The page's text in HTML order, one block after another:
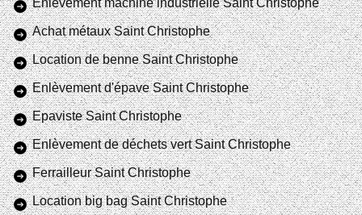
Enlèvement machine industrielle Saint Christophe
Achat métaux Saint Christophe
Location de benne Saint Christophe
Enlèvement d'épave Saint Christophe
Epaviste Saint Christophe
Enlèvement de déchets vert Saint Christophe
Ferrailleur Saint Christophe
Location big bag Saint Christophe